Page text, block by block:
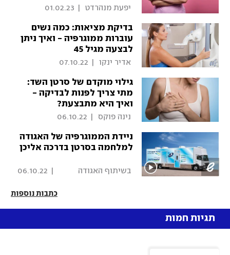
לעבור?
יפעת מנהרדט 01.02.23
בדיקת מציאות: כמה נשים
עוברות ממוגרפיה - ואיך ניתן
לבצעה מגיל 45
אדיר ינקו 07.10.22
גילוי מוקדם של סרטן השד:
מתי צריך לפנות לבדיקה -
ואיך היא מתבצעת?
נינה פוקס 06.10.22
ניידת הממוגרפיה של האגודה
למלחמה בסרטן בדרכה אליכן
בשיתוף האגודה
06.10.22
כתבות נוספות
תגיות חמות